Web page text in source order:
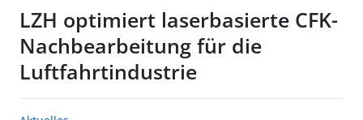
LZH optimiert laserbasierte CFK-
Nachbearbeitung für die
Luftfahrtindustrie